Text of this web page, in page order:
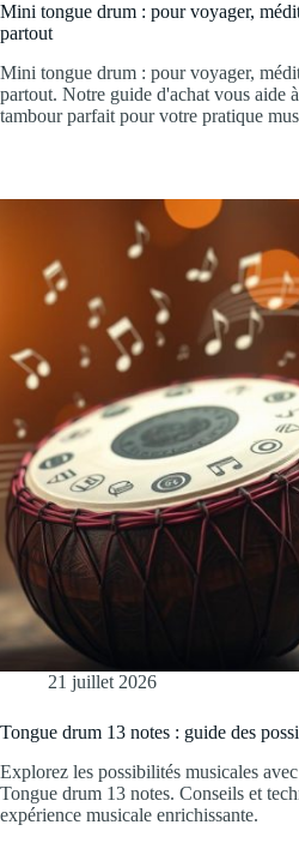
Mini tongue drum : pour voyager,
partout
Mini tongue drum : pour voyager,
partout. Notre guide d'achat vous aide
tambour parfait pour votre pratique
21 juillet 2026
Tongue drum 13 notes : guide des
Explorez les possibilités musicales
Tongue drum 13 notes. Conseils et
expérience musicale enrichissante.